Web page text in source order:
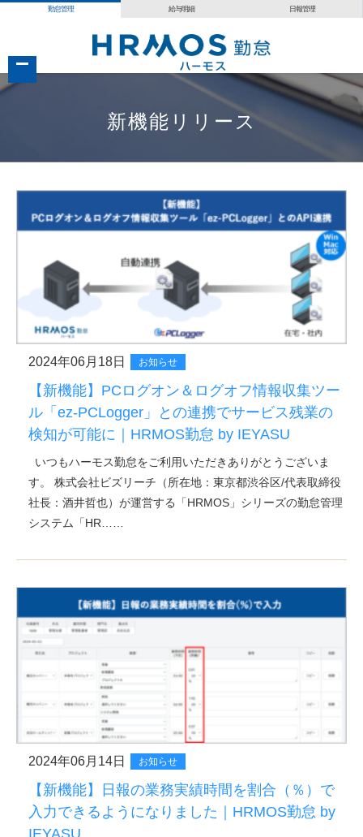
勤怠管理 給与明細 日報管理
新機能リリース
2024年06月18日 お知らせ
【新機能】PCログオン＆ログオフ情報収集ツー
ル「ez-PCLogger」との連携でサービス残業の
検知が可能に｜HRMOS勤怠 by IEYASU
いつもハーモス勤怠をご利用いただきありがとうございま
す。 株式会社ビズリーチ（所在地：東京都渋谷区/代表取締役
社長：酒井哲也）が運営する「HRMOS」シリーズの勤怠管理
システム「HR……
2024年06月14日 お知らせ
【新機能】日報の業務実績時間を割合（％）で
入力できるようになりました｜HRMOS勤怠 by
IEYASU